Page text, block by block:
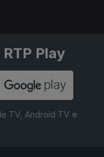
RTP Play
TV, Android TV e